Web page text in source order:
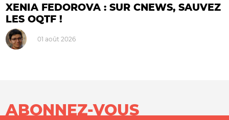
XENIA FEDOROVA : SUR CNEWS, SAUVEZ
LES OQTF !
01 août 2026
ABONNEZ-VOUS